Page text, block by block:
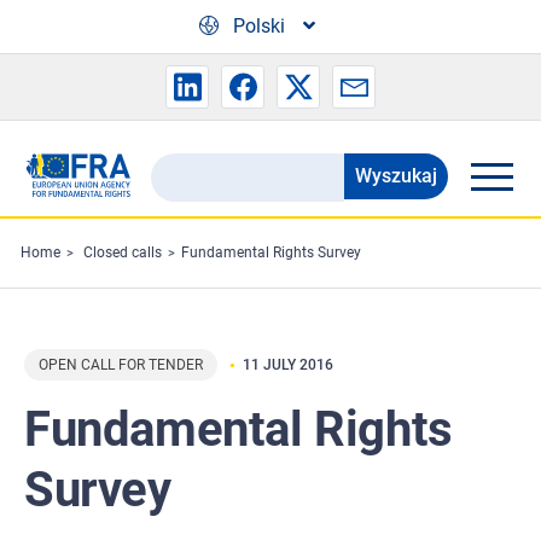
Polski
Search
the
FRA
website
Wyszukaj
Home Closed calls Fundamental Rights Survey
OPEN CALL FOR TENDER 11 JULY 2016
Fundamental Rights
Survey